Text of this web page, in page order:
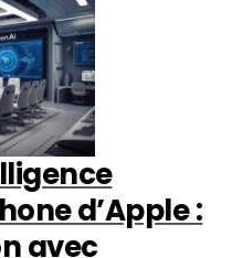
d’Apple :
avec